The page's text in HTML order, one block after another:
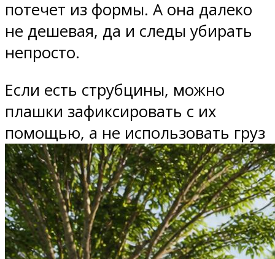
потечет из формы. А она далеко
не дешевая, да и следы убирать
непросто.
Если есть струбцины, можно
плашки зафиксировать с их
помощью, а не использовать груз